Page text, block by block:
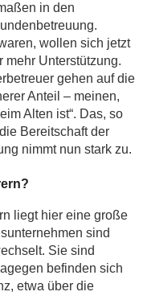
in den
wollen sich jetzt
mehr Unterstützung.
gehen auf die
Anteil – meinen,
Alten ist“. Das, so
Bereitschaft der
nimmt nun stark zu.
liegt hier eine große
sind
Sie sind
befinden sich
etwa über die